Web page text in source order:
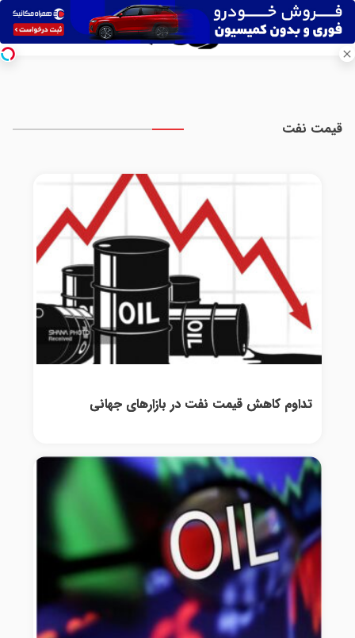
قیمت نفت
تداوم کاهش قیمت نفت در بازارهای جهانی